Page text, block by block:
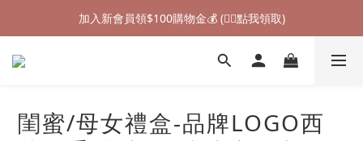
加入新會員領$100購物金💰 (👉🏻點我領取)
加入新會員領$100購物金💰 (👉🏻點我領取)
七夕情人節禮物❤85折起 (👉🏻點我探索)
閨蜜/母女禮盒-品牌LOGO西